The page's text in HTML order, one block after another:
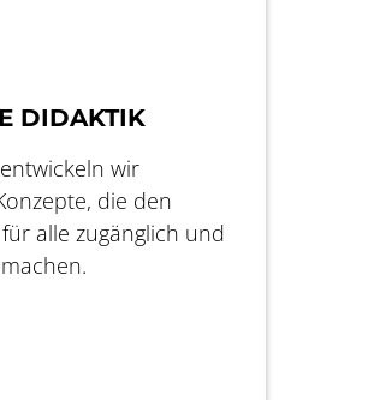
DIDAKTIK
wir
die den
alle zugänglich und